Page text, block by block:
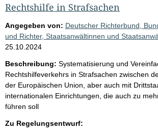
Rechtshilfe in Strafsachen
Angegeben von: Deutscher Richterbund,
und Richter, Staatsanwältinnen und
25.10.2024
Beschreibung: Systematisierung und
Rechtshilfeverkehrs in Strafsachen zwischen
der Europäischen Union, aber auch mit
internationalen Einrichtungen, die auch zu
führen soll
Zu Regelungsentwurf: